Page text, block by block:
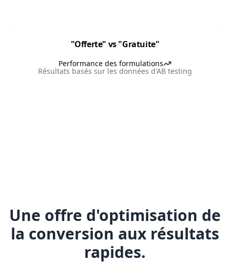
"Offerte" vs "Gratuite"
Performance des formulations
Résultats basés sur les données d'AB testing
Une offre d'optimisation de
la conversion aux résultats
rapides.